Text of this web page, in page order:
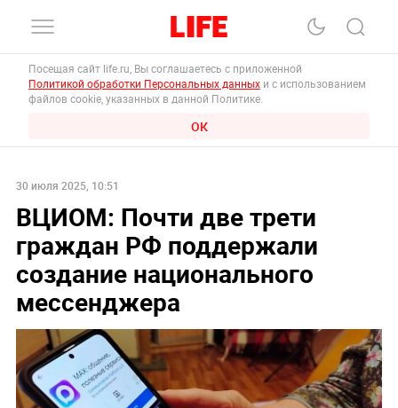
Посещая сайт life.ru, Вы соглашаетесь с приложенной
Политикой обработки Персональных данных и с использованием
файлов cookie, указанных в данной Политике.
ОК
30 июля 2025, 10:51
ВЦИОМ: Почти две трети
граждан РФ поддержали
создание национального
мессенджера